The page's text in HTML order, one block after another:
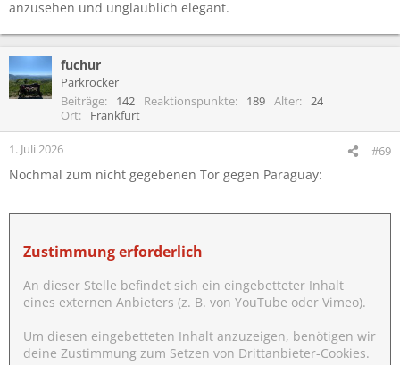
anzusehen und unglaublich elegant.
fuchur
Parkrocker
Beiträge
142 Reaktionspunkte 189 Alter
24
Ort
Frankfurt
1. Juli 2026 #69
Nochmal zum nicht gegebenen Tor gegen Paraguay:
Zustimmung erforderlich
An dieser Stelle befindet sich ein eingebetteter Inhalt
eines externen Anbieters (z. B. von YouTube oder Vimeo).
Um diesen eingebetteten Inhalt anzuzeigen, benötigen wir
deine Zustimmung zum Setzen von Drittanbieter-Cookies.